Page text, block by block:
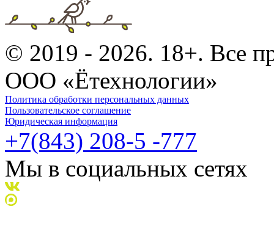
© 2019 - 2026. 18+. Все
ООО «Ётехнологии»
Политика обработки персональных данных
Пользовательское соглашение
Юридическая информация
+7(843) 208-5 -777
Мы в социальных сетях